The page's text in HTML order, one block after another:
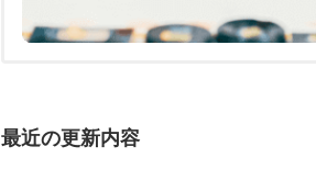
最近の更新内容